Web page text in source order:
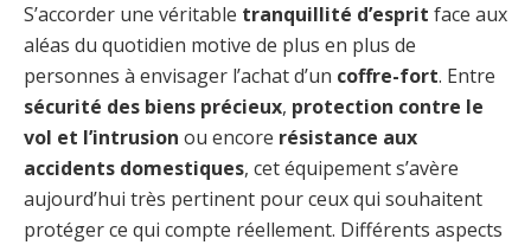
S’accorder une véritable tranquillité d’esprit face aux
aléas du quotidien motive de plus en plus de
personnes à envisager l’achat d’un coffre-fort. Entre
sécurité des biens précieux, protection contre le
vol et l’intrusion ou encore résistance aux
accidents domestiques, cet équipement s’avère
aujourd’hui très pertinent pour ceux qui souhaitent
protéger ce qui compte réellement. Différents aspects